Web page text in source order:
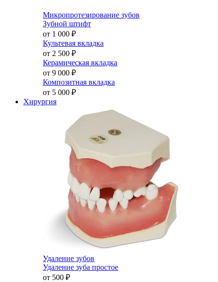
Микропротезирование зубов
Зубной штифт
от 1 000 ₽
Культевая вкладка
от 2 500 ₽
Керамическая вкладка
от 9 000 ₽
Композитная вкладка
от 5 000 ₽
Хирургия
Удаление зубов
Удаление зуба простое
от 500 ₽